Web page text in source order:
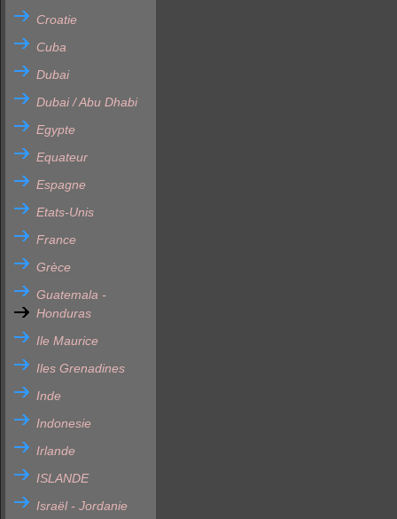
Croatie
Cuba
Dubai
Dubai / Abu Dhabi
Egypte
Equateur
Espagne
Etats-Unis
France
Grèce
Guatemala -
Honduras
Ile Maurice
Iles Grenadines
Inde
Indonesie
Irlande
ISLANDE
Israël - Jordanie